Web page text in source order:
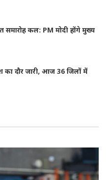
समारोह कल: PM मोदी होंगे मुख्य
का दौर जारी, आज 36 जिलों में